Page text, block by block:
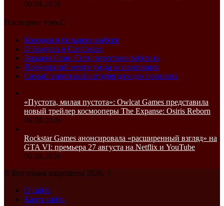
06.08.2026
Последние темы
Колодки в большом выборе
О бонусах в Cat Casino
Зеркало Спин Сити перестало работать
Популярный центр ухода за пожилыми
Самый известный сегодня дом для пожилых
«Пустота, милая пустота»: Owlcat Games представила
новый трейлер космооперы The Expanse: Osiris Reborn
06.08.2026
Rockstar Games анонсировала «расширенный взгляд» на
GTA VI: премьера 27 августа на Netflix и YouTube
06.08.2026
© Все права защищены 2026, |
О сайте
Карта сайта